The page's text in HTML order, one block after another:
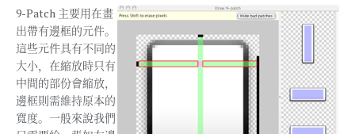
9-Patch 主要用在畫
出帶有邊框的元件。
這些元件具有不同的
大小，在縮放時只有
中間的部份會縮放，
邊框則需維持原本的
寬度。一般來說我們